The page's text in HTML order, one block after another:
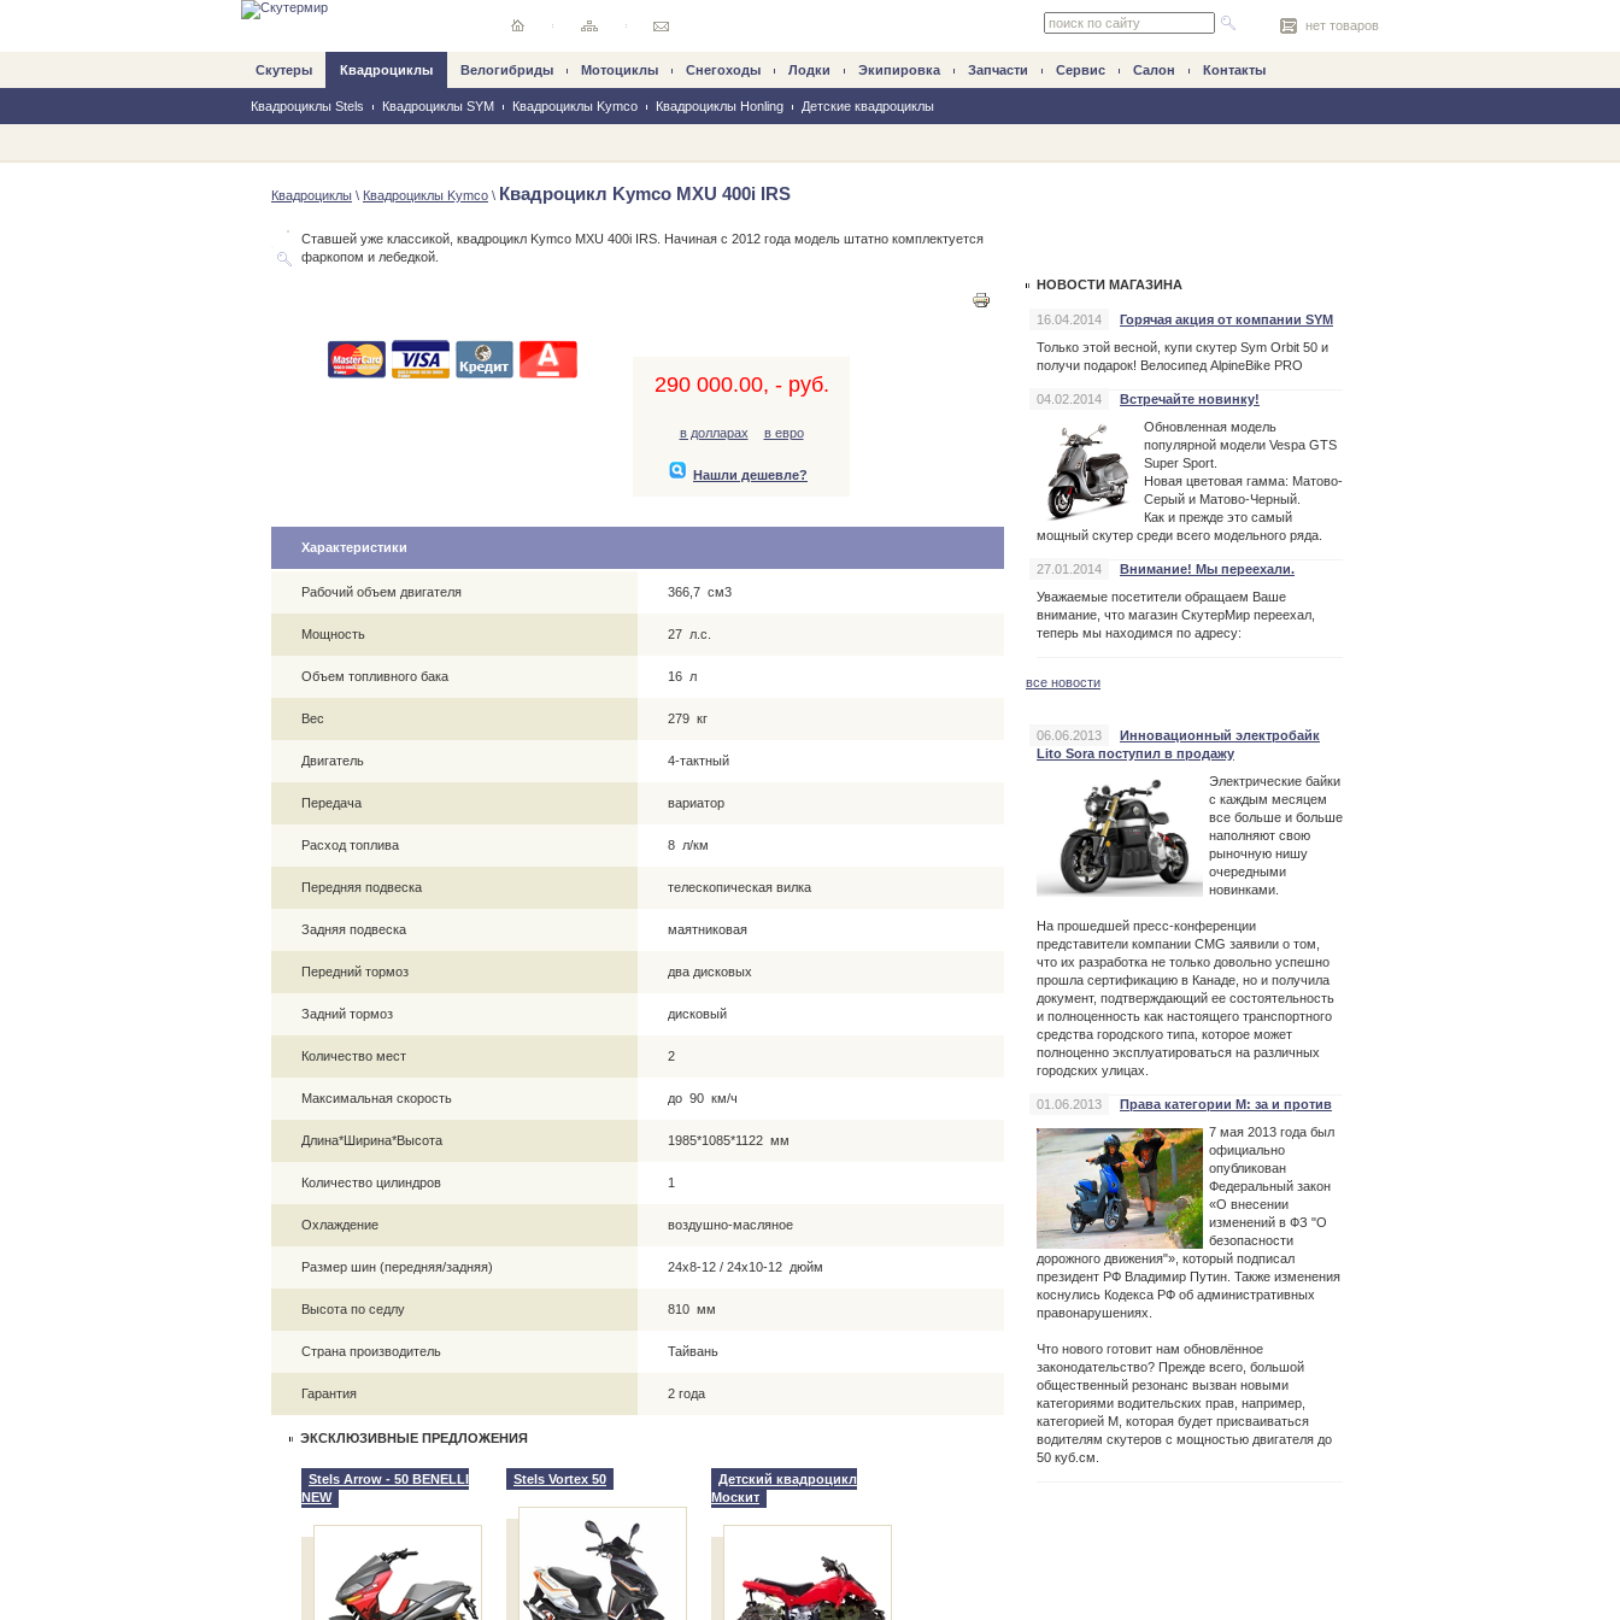
нет товаров
Скутеры Квадроциклы
Квадроциклы Stels Квадроциклы SYM Квадроциклы Kymco Квадроциклы Honling Детские квадроциклы
Велогибриды Mотоциклы Снегоходы Лодки Экипировка Запчасти Сервис Салон Контакты
Квадроциклы \ Квадроциклы Kymco \ Квадроцикл Kymco MXU 400i IRS
НОВОСТИ МАГАЗИНА
16.04.2014
Горячая акция от компании SYM
Только этой весной, купи скутер Sym Orbit 50 и
получи подарок! Велосипед AlpineBike PRO
04.02.2014
Встречайте новинку!
Обновленная модель
популярной модели Vespa GTS
Super Sport.
Новая цветовая гамма: Матово-
Серый и Матово-Черный.
Как и прежде это самый
мощный скутер среди всего модельного ряда.
27.01.2014
Внимание! Мы переехали.
Уважаемые посетители обращаем Ваше
внимание, что магазин СкутерМир переехал,
теперь мы находимся по адресу:
все новости
06.06.2013
Инновационный электробайк
Lito Sora поступил в продажу
Электрические байки
с каждым месяцем
все больше и больше
наполняют свою
рыночную нишу
очередными
новинками.
На прошедшей пресс-конференции
представители компании CMG заявили о том,
что их разработка не только довольно успешно
прошла сертификацию в Канаде, но и получила
документ, подтверждающий ее состоятельность
и полноценность как настоящего транспортного
средства городского типа, которое может
полноценно эксплуатироваться на различных
городских улицах.
01.06.2013
Права категории М: за и против
7 мая 2013 года был
официально
опубликован
Федеральный закон
«О внесении
изменений в ФЗ "О
безопасности
дорожного движения"», который подписал
президент РФ Владимир Путин. Также изменения
коснулись Кодекса РФ об административных
правонарушениях.
Что нового готовит нам обновлённое
законодательство? Прежде всего, большой
общественный резонанс вызван новыми
категориями водительских прав, например,
категорией М, которая будет присваиваться
водителям скутеров с мощностью двигателя до
50 куб.см.
Ставшей уже классикой, квадроцикл Kymco MXU 400i IRS. Начиная с 2012 года модель штатно комплектуется
фаркопом и лебедкой.
290 000.00, - руб.
в долларах в евро
Нашли дешевле?
Характеристики
Рабочий объем двигателя 366,7 см3
Мощность 27 л.с.
Объем топливного бака 16 л
Вес 279 кг
Двигатель 4-тактный
Передача вариатор
Расход топлива 8 л/км
Передняя подвеска телескопическая вилка
Задняя подвеска маятниковая
Передний тормоз два дисковых
Задний тормоз дисковый
Количество мест 2
Максимальная скорость до 90 км/ч
Длина*Ширина*Высота 1985*1085*1122 мм
Количество цилиндров 1
Охлаждение воздушно-масляное
Размер шин (передняя/задняя) 24х8-12 / 24х10-12 дюйм
Высота по седлу 810 мм
Страна производитель Тайвань
Гарантия 2 года
ЭКСКЛЮЗИВНЫЕ ПРЕДЛОЖЕНИЯ
Stels Arrow - 50 BENELLI
NEW
Stels Vortex 50
Детский квадроцикл
Москит